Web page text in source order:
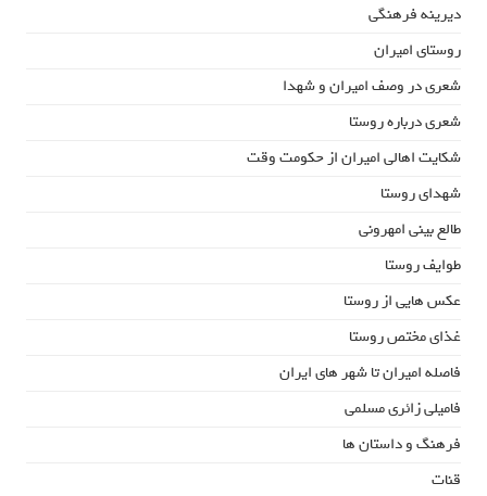
دیرینه فرهنگی
روستای امیران
شعری در وصف امیران و شهدا
شعری درباره روستا
شکایت اهالی امیران از حکومت وقت
شهدای روستا
طالع بینی امهرونی
طوایف روستا
عکس هایی از روستا
غذای مختص روستا
فاصله امیران تا شهر های ایران
فامیلی زائری مسلمی
فرهنگ و داستان ها
قنات